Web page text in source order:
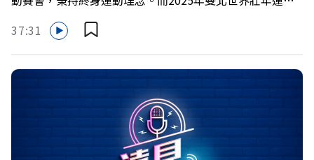
旅行，是人生中場的解藥！ 下一場旅行這樣做可以更精采
👉https://gvmkt.pse.is/6h8kn9 +++++ 關注《遠見》更
多的社群： LINE：https://reurl.cc/A4ELQp IG：
FB：http://bit.ly/2mtgGoE Powered by Firstory
會是亞洲首次獲得主辦機會，總共有35項運動項目，預計
參賽人數將達到3萬人，有望成為歷年規模最大的壯年運動
會。 本集【遠見ON AIR】邀請到雙北世壯運辦公室主任張
勝傑，分享世壯運的起源以及由台灣主辦的原因。深入介紹
前期的籌備工作，並提到政府提供上百場訓練營，鼓勵民眾
參與，推廣「終身運動」的理念。 🔺 「全民運動」、「終
身運動」理念，強調挑戰自我而非單純追求獎牌 🔺 歌手蕭
煌奇、雙北市長與多位棒球好手都將一同參賽！ 🔺 運動賽
37:31